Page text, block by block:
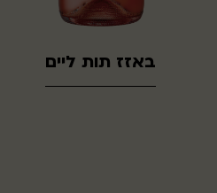
באזז תות ליים